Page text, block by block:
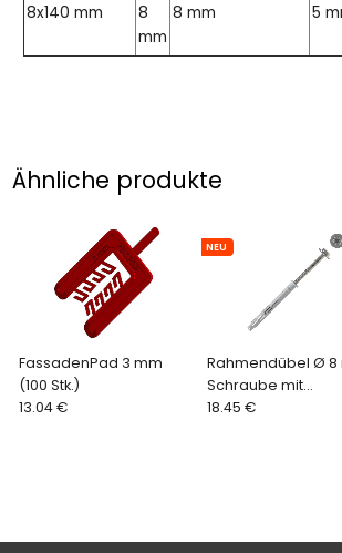
8x140 mm
8
mm
8 mm 5
Ähnliche produkte
FassadenPad 3 mm
(100 Stk.)
13.04 €
Rahmendübel Ø 8
Schraube mit
Sechskantkopf und
NEU
18.45 €